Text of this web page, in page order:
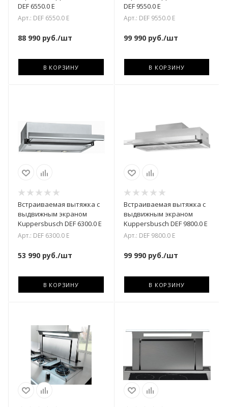
DEF 6550.0 E
Арт.: DEF 6550.0 E
88 990 руб./шт
В КОРЗИНУ
DEF 9550.0 E
Арт.: DEF 9550.0 E
99 990руб./шт
В КОРЗИНУ
Встраиваемая вытяжка с
выдвижным экраном
Kuppersbusch DEF 6300.0 E
Арт.: DEF 6300.0 E
53 990 руб./шт
В КОРЗИНУ
Встраиваемая вытяжка с
выдвижным экраном
Kuppersbusch DEF 9800.0 E
Арт.: DEF 9800.0 E
99 990руб./шт
В КОРЗИНУ